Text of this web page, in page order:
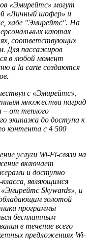
«Эмирейтс» могут
«Личный шофер» и
хабе "Эмирейтс". На
каютах
соответствующих
Для пассажиров
в любой момент
a la carte создаются
с «Эмирейтс»,
множества наград
– от теплого
экипажа до доступа к
контента с 4 500
услуги Wi-Fi-связи на
включает
и доступно
являющимся
Skywards», и
золотой
программы
бесплатным
в течение всего
предложениях Wi-